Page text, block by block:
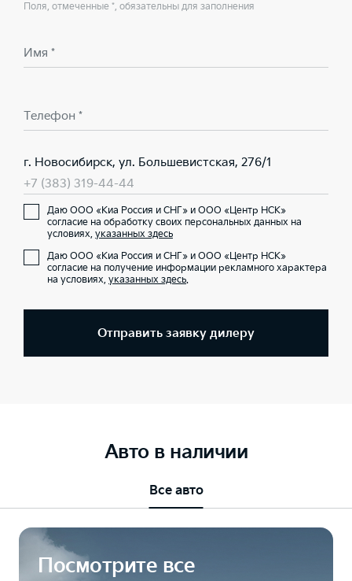
Поля, отмеченные *, обязательны для заполнения
Имя *
Телефон *
г. Новосибирск, ул. Большевистская, 276/1
+7 (383) 319-44-44
Даю ООО «Киа Россия и СНГ» и ООО «Центр НСК»
согласие на обработку своих персональных данных на
условиях, указанных здесь
Даю ООО «Киа Россия и СНГ» и ООО «Центр НСК»
согласие на получение информации рекламного характера
на условиях, указанных здесь.
Отправить заявку дилеру
Авто в наличии
Все авто
Посмотрите все